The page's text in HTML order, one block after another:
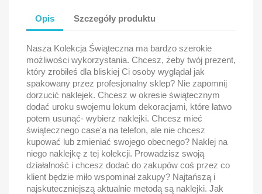
Opis Szczegóły produktu
Nasza Kolekcja Świąteczna ma bardzo szerokie
możliwości wykorzystania. Chcesz, żeby twój prezent,
który zrobiłeś dla bliskiej Ci osoby wyglądał jak
spakowany przez profesjonalny sklep? Nie zapomnij
dorzucić naklejek. Chcesz w okresie świątecznym
dodać uroku swojemu lokum dekoracjami, które łatwo
potem usunąć- wybierz naklejki. Chcesz mieć
świątecznego case'a na telefon, ale nie chcesz
kupować lub zmieniać swojego obecnego? Naklej na
niego naklejkę z tej kolekcji. Prowadzisz swoją
działalność i chcesz dodać do zakupów coś przez co
klient będzie miło wspominał zakupy? Najtańszą i
najskuteczniejszą aktualnie metodą są naklejki. Jak